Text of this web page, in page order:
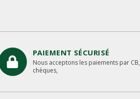
PAIEMENT SÉCURISÉ
Nous acceptons les paiements par CB,
chèques,